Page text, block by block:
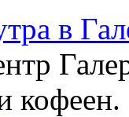
в
кофеен.